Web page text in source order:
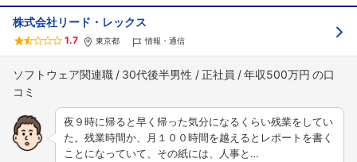
株式会社リード・レックス
1.7 東京都 情報・通信
ソフトウェア関連職 30代後半男性 正社員 年収500万円
夜９時に帰ると早く帰った気分になるくらい残業をしてい
た。残業時間か、月１００時間を越えるとレポートを書く
ことになっていて、その紙には、人事と…